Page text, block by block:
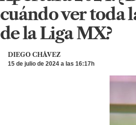
cuándo ver toda
de la Liga MX?
DIEGO CHÁVEZ
15 de julio de 2024 a las 16:17h